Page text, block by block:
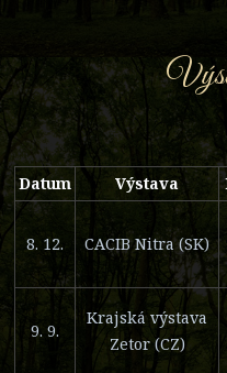
Datum Výstava
8. 12. CACIB Nitra (SK)
9. 9.
Krajská výstava
Zetor (CZ)